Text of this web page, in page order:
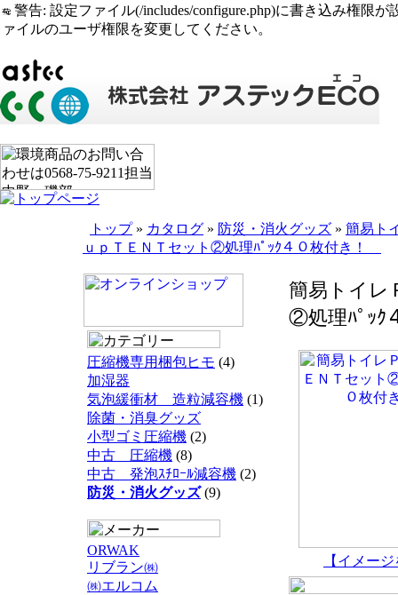
警告: 設定ファイル(/includes/configure.php)に書き込み権限が
ァイルのユーザ権限を変更してください。
トップ» カタログ » 防災・消火グッズ » 簡易ト
ｕｐＴＥＮＴセット②処理ﾊﾟｯｸ４０枚付き！
圧縮機専用梱包ヒモ (4)
加湿器
気泡緩衝材 造粒減容機 (1)
除菌・消臭グッズ
小型ゴミ圧縮機 (2)
中古 圧縮機 (8)
中古 発泡ｽﾁﾛｰﾙ減容機 (2)
防災・消火グッズ(9)
ORWAK
リブラン㈱
㈱エルコム
簡易トイレ
②処理ﾊﾟｯ
【イメー